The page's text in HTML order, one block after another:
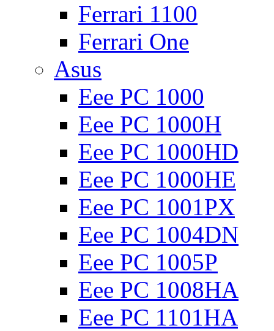
Ferrari 1100
Ferrari One
Asus
Eee PC 1000
Eee PC 1000H
Eee PC 1000HD
Eee PC 1000HE
Eee PC 1001PX
Eee PC 1004DN
Eee PC 1005P
Eee PC 1008HA
Eee PC 1101HA